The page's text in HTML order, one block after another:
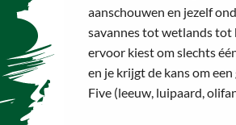
aanschouwen en jezelf
savannes tot wetlands tot
ervoor kiest om slechts
en je krijgt de kans om
Five (leeuw, luipaard,